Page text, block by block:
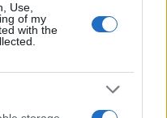
Use,
of my
with the